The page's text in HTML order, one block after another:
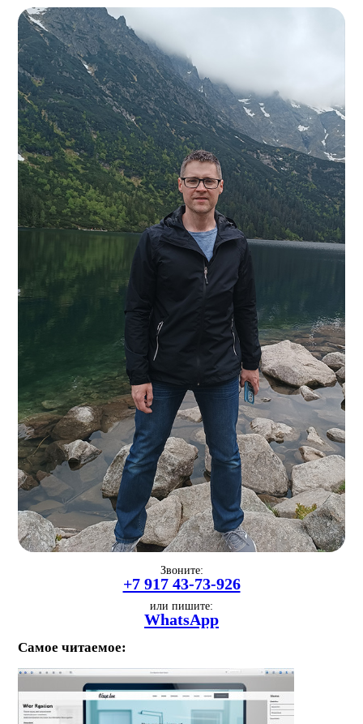
Звоните:
+7 917 43-73-926
или пишите:
WhatsApp
Самое читаемое: